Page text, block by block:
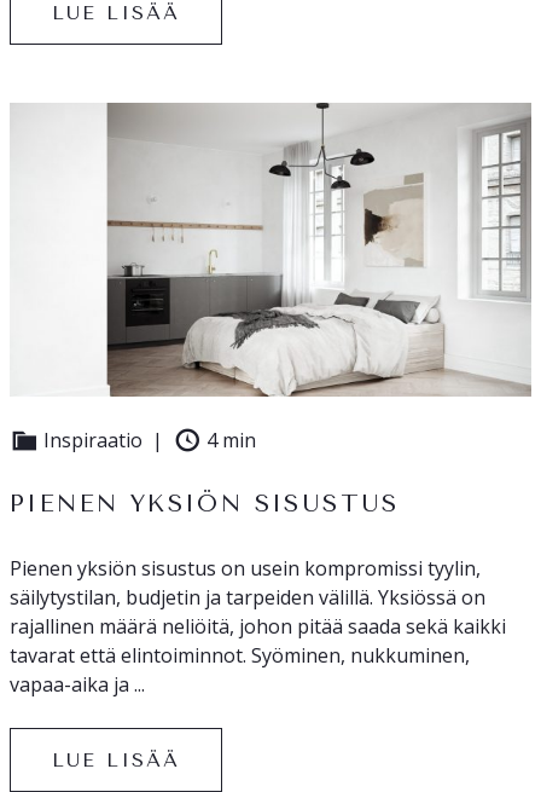
LUE LISÄÄ
Inspiraatio 4 min
PIENEN YKSIÖN SISUSTUS
Pienen yksiön sisustus on usein kompromissi tyylin,
säilytystilan, budjetin ja tarpeiden välillä. Yksiössä on
rajallinen määrä neliöitä, johon pitää saada sekä kaikki
tavarat että elintoiminnot. Syöminen, nukkuminen,
vapaa-aika ja ...
LUE LISÄÄ